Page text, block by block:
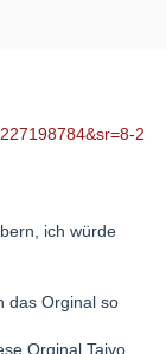
2
ich würde
das Orginal so
Orginal Taiyo